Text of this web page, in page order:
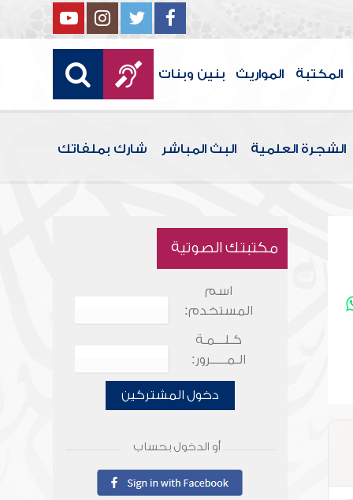
المكتبة المواريث بنين وبنات
الشجرة العلمية البث المباشر شارك بملفاتك
مكتبتك الصوتية
اسم
المستخدم:
كـلـــمـة
الـمـــــرور:
دخول المشتركين
أو الدخول بحساب